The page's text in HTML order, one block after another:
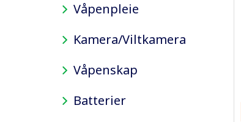
Våpenpleie
Kamera/Viltkamera
Våpenskap
Batterier